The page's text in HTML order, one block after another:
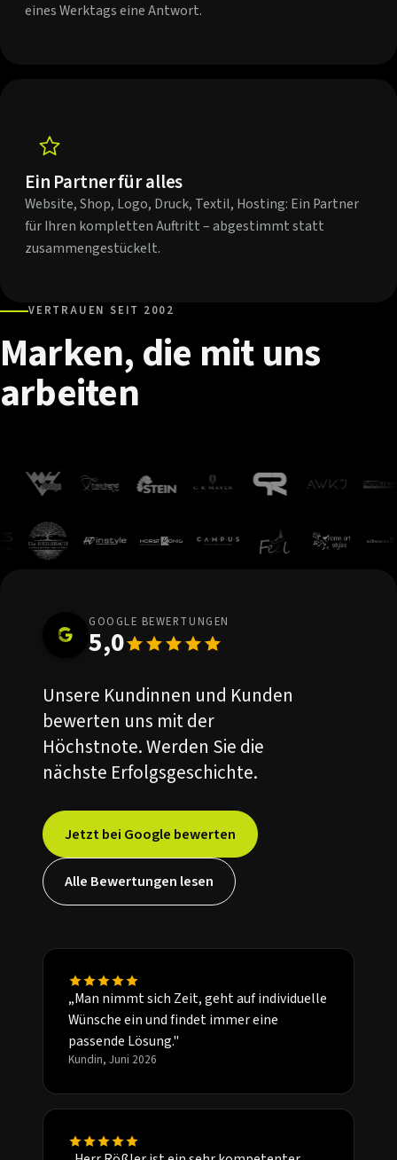
eines Werktags eine Antwort.
Ein Partner für alles
Website, Shop, Logo, Druck, Textil, Hosting: Ein Partner
für Ihren kompletten Auftritt – abgestimmt statt
zusammengestückelt.
VERTRAUEN SEIT 2002
Marken,die mituns
arbeiten
GOOGLE BEWERTUNGEN
5,0
Unsere Kundinnen und Kunden
bewerten uns mit der
Höchstnote. Werden Sie die
nächste Erfolgsgeschichte.
Jetzt bei Google bewerten
Alle Bewertungen lesen
„Man nimmt sich Zeit, geht auf individuelle
Wünsche ein und findet immer eine
passende Lösung."
Kundin, Juni 2026